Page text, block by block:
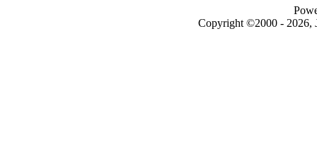
Copyright ©2000 - 2026,